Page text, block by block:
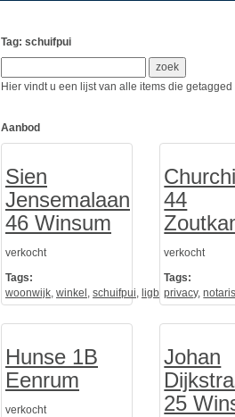
Tag: schuifpui
Hier vindt u een lijst van alle items die
Aanbod
Sien
Jensemalaan
46 Winsum
verkocht
Tags:
woonwijk, winkel , schuifpui, ligbad,verkoop
44
verkocht
Tags:
privacy,notaris
Hunse 1B
Eenrum
verkocht
Johan
25